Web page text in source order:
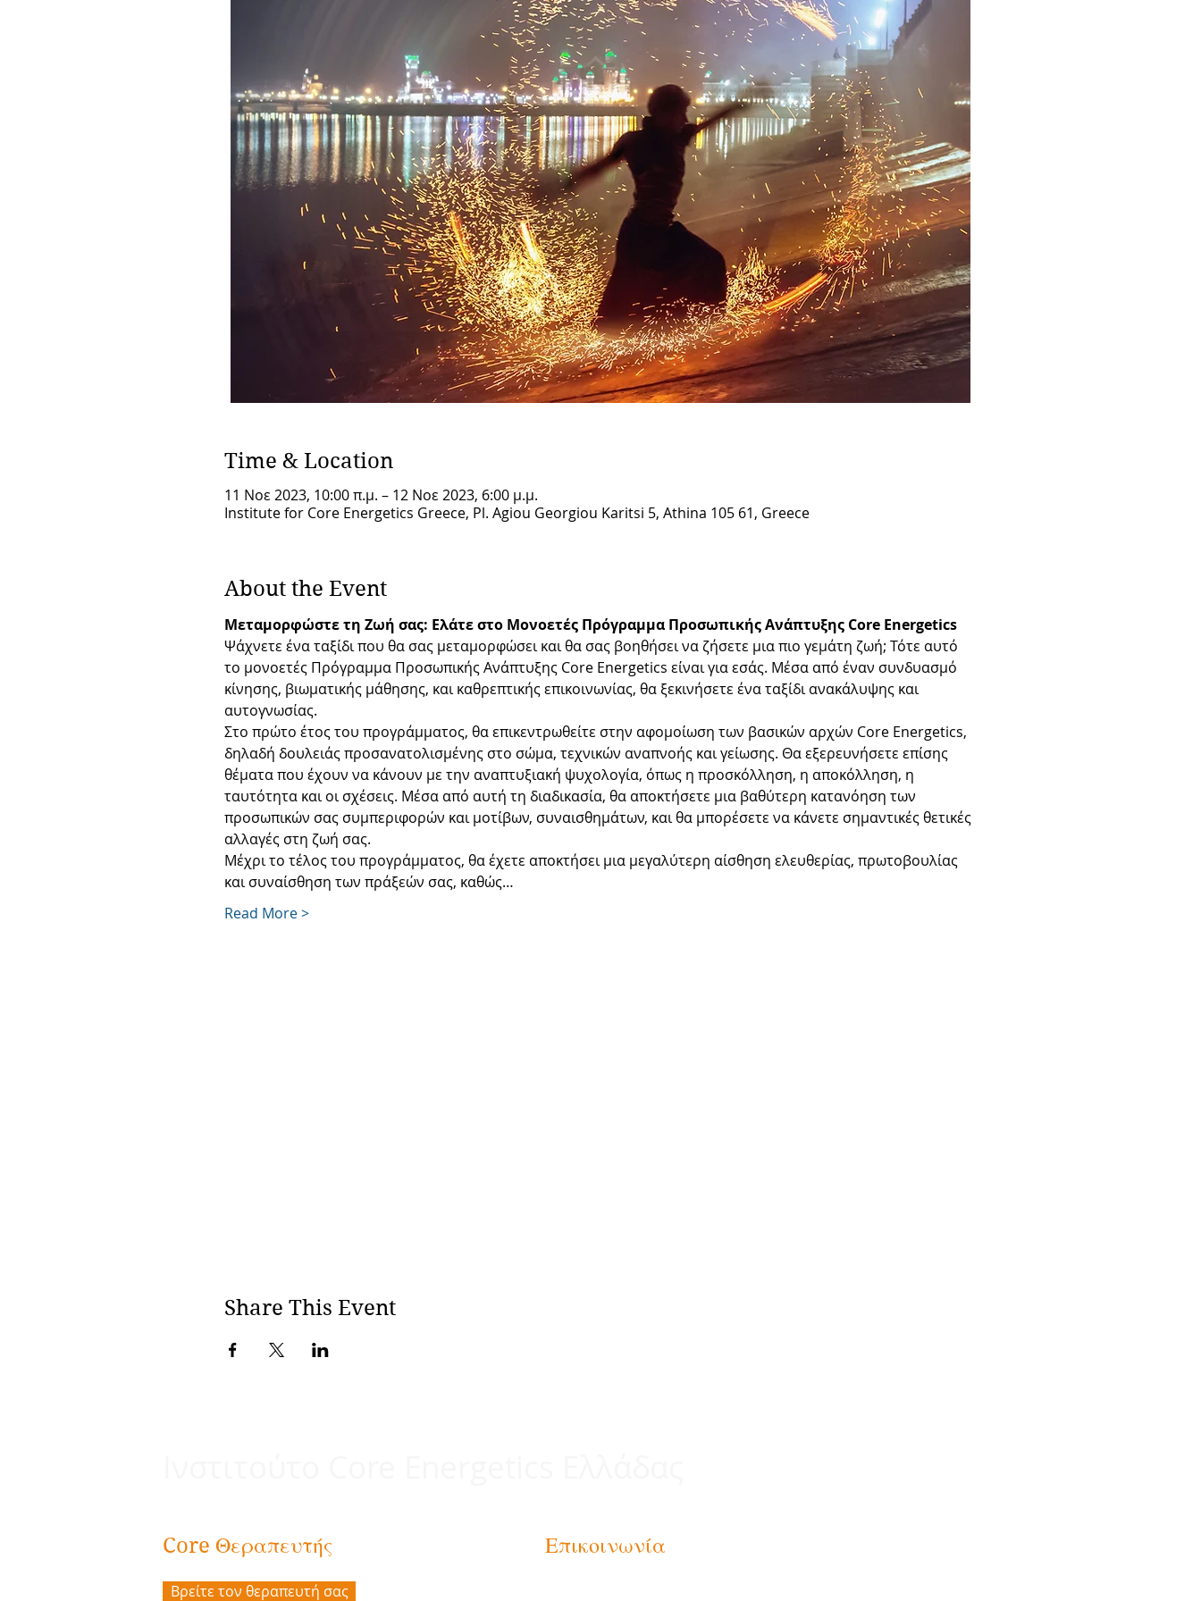
Time & Location
11 Νοε 2023, 10:00 π.μ. – 12 Νοε 2023, 6:00 μ.μ.
Institute for Core Energetics Greece, Pl. Agiou Georgiou Karitsi 5, Athina 105 61, Greece
About the Event
Μεταμορφώστε τη Ζωή σας: Ελάτε στο Μονοετές Πρόγραμμα Προσωπικής Ανάπτυξης Core Energetics
Ψάχνετε ένα ταξίδι που θα σας μεταμορφώσει και θα σας βοηθήσει να ζήσετε μια πιο γεμάτη ζωή; Τότε αυτό
το μονοετές Πρόγραμμα Προσωπικής Ανάπτυξης Core Energetics είναι για εσάς. Μέσα από έναν συνδυασμό
κίνησης, βιωματικής μάθησης, και καθρεπτικής επικοινωνίας, θα ξεκινήσετε ένα ταξίδι ανακάλυψης και
αυτογνωσίας.
Στο πρώτο έτος του προγράμματος, θα επικεντρωθείτε στην αφομοίωση των βασικών αρχών Core Energetics,
δηλαδή δουλειάς προσανατολισμένης στο σώμα, τεχνικών αναπνοής και γείωσης. Θα εξερευνήσετε επίσης
θέματα που έχουν να κάνουν με την αναπτυξιακή ψυχολογία, όπως η προσκόλληση, η αποκόλληση, η
ταυτότητα και οι σχέσεις. Μέσα από αυτή τη διαδικασία, θα αποκτήσετε μια βαθύτερη κατανόηση των
προσωπικών σας συμπεριφορών και μοτίβων, συναισθημάτων, και θα μπορέσετε να κάνετε σημαντικές θετικές
αλλαγές στη ζωή σας.
Μέχρι το τέλος του προγράμματος, θα έχετε αποκτήσει μια μεγαλύτερη αίσθηση ελευθερίας, πρωτοβουλίας
και συναίσθηση των πράξεών σας, καθώς…
Read More >
Share This Event
Core Θεραπευτής
Βρείτε τον θεραπευτή σας
Επικοινωνία